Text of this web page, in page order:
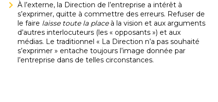
À l’externe, la Direction de l’entreprise a intérêt à
s’exprimer, quitte à commettre des erreurs. Refuser de
le faire laisse toute la place à la vision et aux arguments
d’autres interlocuteurs (les « opposants ») et aux
médias. Le traditionnel « La Direction n’a pas souhaité
s’exprimer » entache toujours l’image donnée par
l’entreprise dans de telles circonstances.